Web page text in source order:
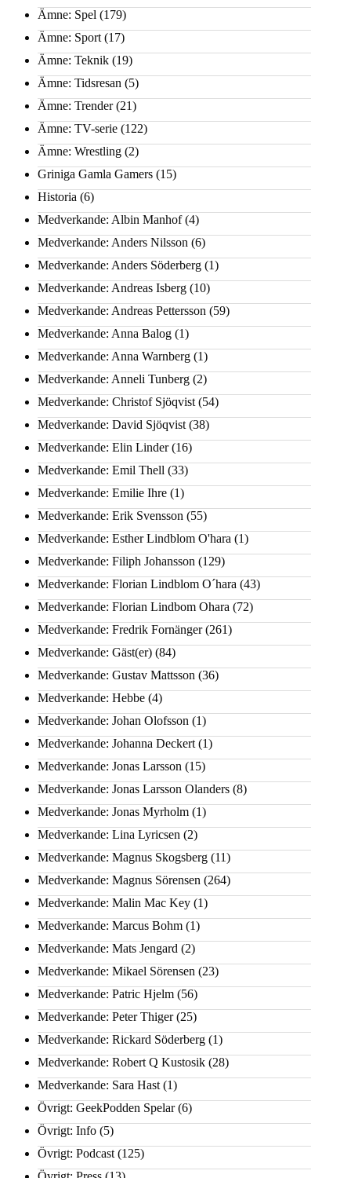
Ämne: Spel (179)
Ämne: Sport (17)
Ämne: Teknik (19)
Ämne: Tidsresan (5)
Ämne: Trender(21)
Ämne: TV-serie (122)
Ämne: Wrestling (2)
Griniga Gamla Gamers (15)
Historia (6)
Medverkande: Albin Manhof(4)
Medverkande: Anders Nilsson (6)
Medverkande: Anders Söderberg (1)
Medverkande: Andreas Isberg (10)
Medverkande: Andreas Pettersson (59)
Medverkande: Anna Balog (1)
Medverkande: Anna Warnberg (1)
Medverkande: Anneli Tunberg (2)
Medverkande: Christof Sjöqvist (54)
Medverkande: David Sjöqvist (38)
Medverkande: Elin Linder(16)
Medverkande: Emil Thell (33)
Medverkande: Emilie Ihre (1)
Medverkande: Erik Svensson (55)
Medverkande: Esther Lindblom O'hara (1)
Medverkande: Filiph Johansson (129)
Medverkande: Florian Lindblom O´hara (43)
Medverkande: Florian Lindbom Ohara (72)
Medverkande: Fredrik Fornänger(261)
Medverkande: Gäst(er) (84)
Medverkande: Gustav Mattsson (36)
Medverkande: Hebbe (4)
Medverkande: Johan Olofsson (1)
Medverkande: Johanna Deckert (1)
Medverkande: Jonas Larsson (15)
Medverkande: Jonas Larsson Olanders (8)
Medverkande: Jonas Myrholm (1)
Medverkande: Lina Lyricsen (2)
Medverkande: Magnus Skogsberg (11)
Medverkande: Magnus Sörensen (264)
Medverkande: Malin Mac Key (1)
Medverkande: Marcus Bohm (1)
Medverkande: Mats Jengard (2)
Medverkande: Mikael Sörensen (23)
Medverkande: Patric Hjelm (56)
Medverkande: Peter Thiger(25)
Medverkande: Rickard Söderberg (1)
Medverkande: Robert Q Kustosik (28)
Medverkande: Sara Hast (1)
Övrigt: GeekPodden Spelar(6)
Övrigt: Info (5)
Övrigt: Podcast (125)